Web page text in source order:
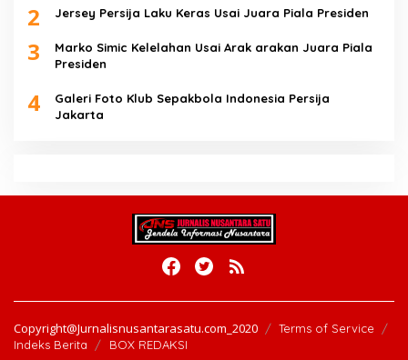
2 Jersey Persija Laku Keras Usai Juara Piala Presiden
3
Marko Simic Kelelahan Usai Arak arakan Juara Piala
Presiden
4
Galeri Foto Klub Sepakbola Indonesia Persija
Jakarta
Copyright@Jurnalisnusantarasatu.com_2020
Terms of Service
Indeks Berita
BOX REDAKSI